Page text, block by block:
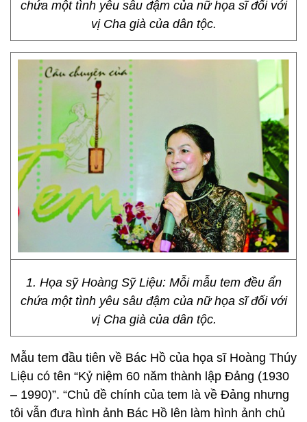
chứa một tình yêu sâu đậm của nữ họa sĩ đối với
vị Cha già của dân tộc.
1. Họa sỹ Hoàng Sỹ Liệu: Mỗi mẫu tem đều ẩn
chứa một tình yêu sâu đậm của nữ họa sĩ đối với
vị Cha già của dân tộc.
Mẫu tem đầu tiên về Bác Hồ của họa sĩ Hoàng Thúy
Liệu có tên “Kỷ niệm 60 năm thành lập Đảng (1930
– 1990)”. “Chủ đề chính của tem là về Đảng nhưng
tôi vẫn đưa hình ảnh Bác Hồ lên làm hình ảnh chủ